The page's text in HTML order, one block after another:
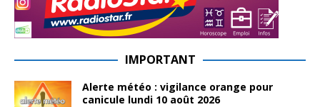
IMPORTANT
Alerte météo : vigilance orange pour
canicule lundi 10 août 2026